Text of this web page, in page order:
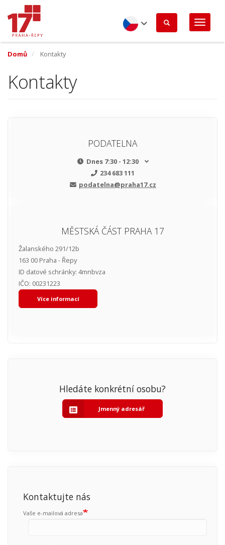
hlavnímu
obsahu
Czech
Domů
Kontakty
Kontakty
PODATELNA
Dnes 7:30 - 12:30
234 683 111
podatelna@praha17.cz
MĚSTSKÁ ČÁST PRAHA 17
Žalanského 291/12b
163 00 Praha - Řepy
ID datové schránky: 4mnbvza
IČO: 00231223
Více informací
Hledáte konkrétní osobu?
Jmenný adresář
Kontaktujte nás
Vaše e-mailová adresa